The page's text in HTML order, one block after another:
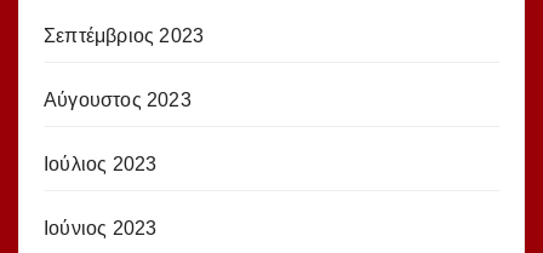
Σεπτέμβριος 2023
Αύγουστος 2023
Ιούλιος 2023
Ιούνιος 2023